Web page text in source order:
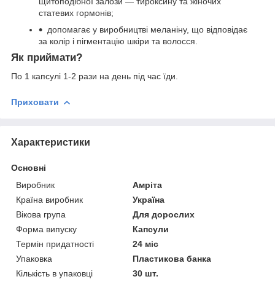
статевих гормонів;
допомагає у виробництві меланіну, що відповідає
за колір і пігментацію шкіри та волосся.
Як приймати?
По 1 капсулі 1-2 рази на день під час їди.
Приховати
Характеристики
Основні
Виробник
Амріта
Країна виробник
Україна
Вікова група
Для дорослих
Форма випуску
Капсули
Термін придатності
24 міс
Упаковка
Пластикова банка
Кількість в упаковці
30 шт.